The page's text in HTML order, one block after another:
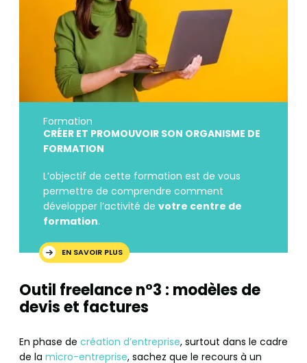
Formation
CRÉER ET PROMOUVOIR SON ORGANISME DE
FORMATION
L’objectif de cette formation est de vous
permettre de comprendre comment
développer l’activité de votre centre de
formation.
EN SAVOIR PLUS
Outil freelance n°3 : modèles de
devis et factures
En phase de création d’entreprise, surtout dans le cadre
de la micro-entreprise, sachez que le recours à un